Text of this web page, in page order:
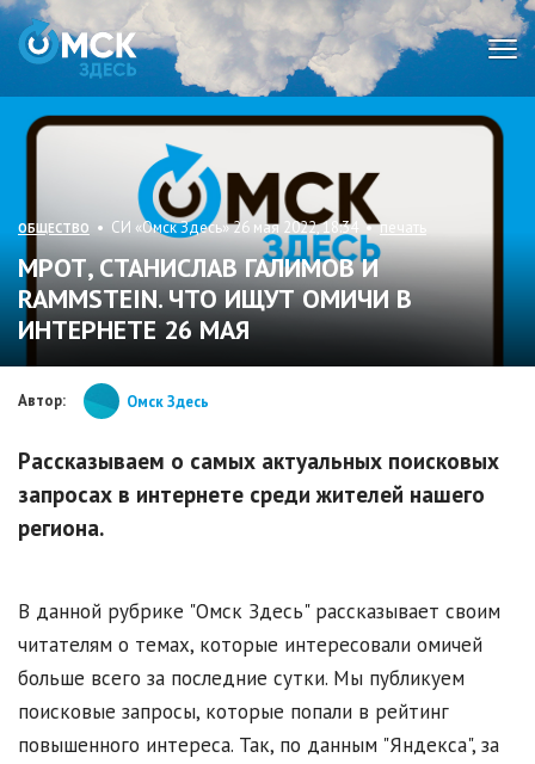
ОБЩЕСТВО • СИ «Омск Здесь» 26 мая 2022, 18:34 •печать
МРОТ, СТАНИСЛАВ ГАЛИМОВ И
RAMMSTEIN. ЧТО ИЩУТ ОМИЧИ В
ИНТЕРНЕТЕ 26 МАЯ
Автор: Омск Здесь
Рассказываем о самых актуальных поисковых
запросах в интернете среди жителей нашего
региона.
В данной рубрике "Омск Здесь" рассказывает своим
читателям о темах, которые интересовали омичей
больше всего за последние сутки. Мы публикуем
поисковые запросы, которые попали в рейтинг
повышенного интереса. Так, по данным "Яндекса", за